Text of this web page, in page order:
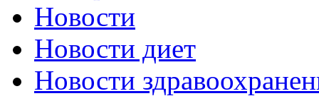
Новости
Новости диет
Новости